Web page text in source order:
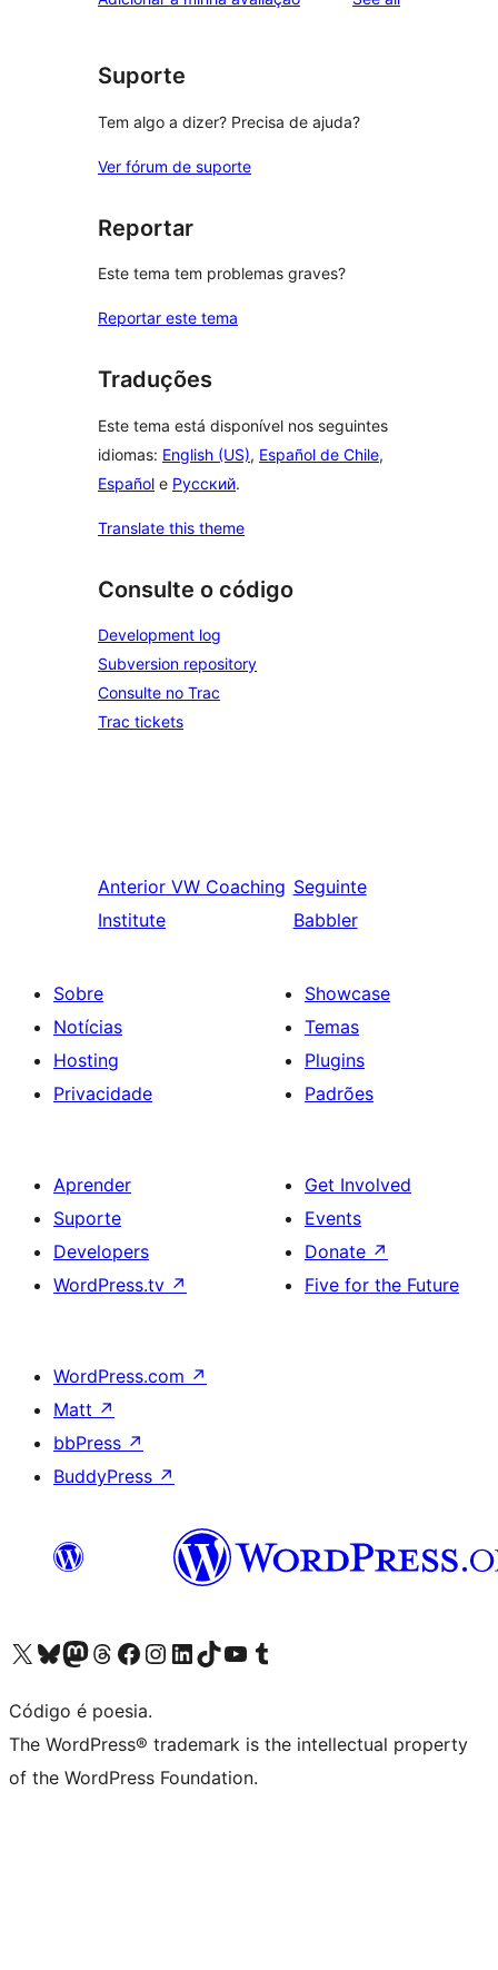
Suporte
Tem algo a dizer? Precisa de ajuda?
Ver fórum de suporte
Reportar
Este tema tem problemas graves?
Reportar este tema
Traduções
Este tema está disponível nos seguintes
idiomas: English (US), Español de Chile,
Español e Русский.
Translate this theme
Consulte o código
Development log
Subversion repository
Consulte no Trac
Trac tickets
Anterior VW Coaching
Institute
Seguinte
Babbler
Sobre
Notícias
Hosting
Privacidade
Showcase
Temas
Plugins
Padrões
Aprender
Suporte
Developers
WordPress.tv ↗
Get Involved
Events
Donate ↗
Five for the Future
WordPress.com ↗
Matt ↗
bbPress ↗
BuddyPress ↗
Visite a nossa conta X (antigo Twitter)
Visit our Bluesky account
Visit our Mastodon account
Visit our Threads account
Visite a nossa página do Facebook
Visite a nossa conta no Instagram
Visite a nossa conta no LinkedIn
Visit our TikTok account
Visit our YouTube channel
Visit our Tumblr account
Código é poesia.
The WordPress® trademark is the intellectual property
of the WordPress Foundation.